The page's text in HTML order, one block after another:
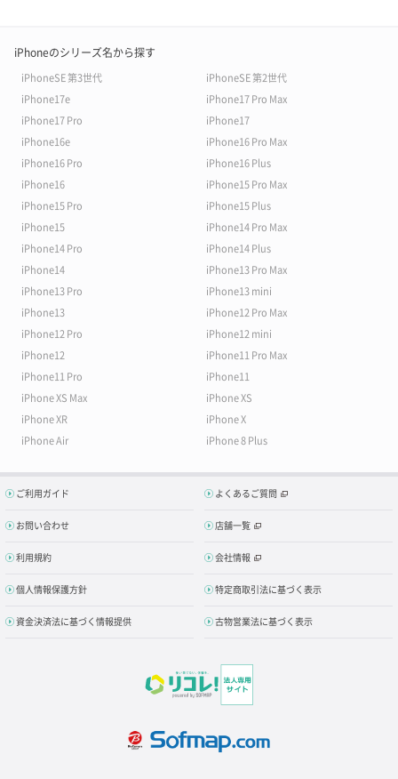
iPhoneのシリーズ名から探す
iPhoneSE 第3世代
iPhoneSE 第2世代
iPhone17e
iPhone17 Pro Max
iPhone17 Pro
iPhone17
iPhone16e
iPhone16 Pro Max
iPhone16 Pro
iPhone16 Plus
iPhone16
iPhone15 Pro Max
iPhone15 Pro
iPhone15 Plus
iPhone15
iPhone14 Pro Max
iPhone14 Pro
iPhone14 Plus
iPhone14
iPhone13 Pro Max
iPhone13 Pro
iPhone13 mini
iPhone13
iPhone12 Pro Max
iPhone12 Pro
iPhone12 mini
iPhone12
iPhone11 Pro Max
iPhone11 Pro
iPhone11
iPhone XS Max
iPhone XS
iPhone XR
iPhone X
iPhone Air
iPhone 8 Plus
ご利用ガイド よくあるご質問
お問い合わせ 店舗一覧
利用規約 会社情報
個人情報保護方針 特定商取引法に基づく表示
資金決済法に基づく情報提供 古物営業法に基づく表示